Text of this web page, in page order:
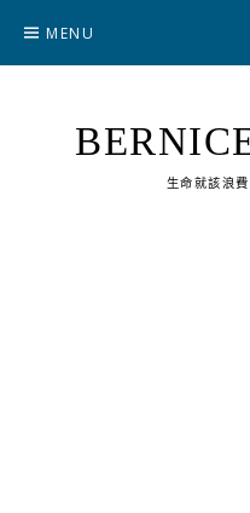
content
MENU
生命就該浪